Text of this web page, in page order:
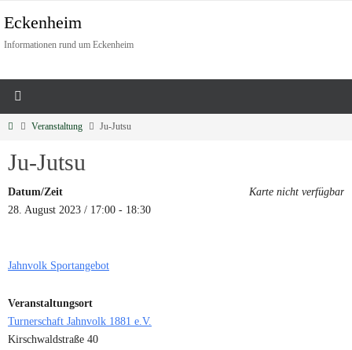
Eckenheim
Informationen rund um Eckenheim
Veranstaltung Ju-Jutsu
Ju-Jutsu
Karte nicht verfügbar
Datum/Zeit
28. August 2023 / 17:00 - 18:30
Jahnvolk Sportangebot
Veranstaltungsort
Turnerschaft Jahnvolk 1881 e.V.
Kirschwaldstraße 40